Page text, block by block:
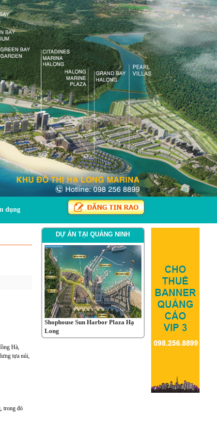
dụng
Hà,
tựa núi,
trong đó
DỰ ÁN TẠI QUẢNG NINH
Shophouse Sun Harbor Plaza Hạ
Khu phức hợp Vinhomes Green Hạ